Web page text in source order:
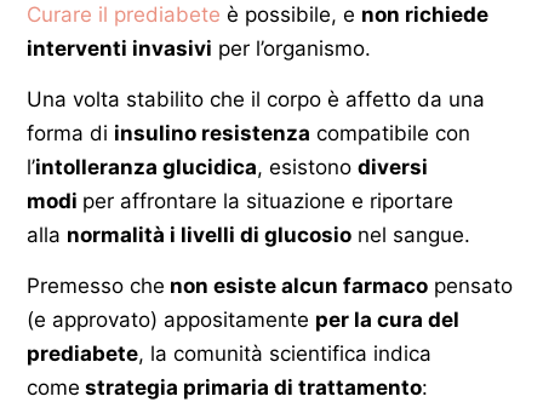
Curare il prediabete è possibile, e non richiede
interventi invasivi per l’organismo.
Una volta stabilito che il corpo è affetto da una
forma di insulino resistenza compatibile con
l’intolleranza glucidica, esistono diversi
modi per affrontare la situazione e riportare
alla normalità i livelli di glucosio nel sangue.
Premesso che non esiste alcun farmaco pensato
(e approvato) appositamente per la cura del
prediabete, la comunità scientifica indica
come strategia primaria di trattamento: